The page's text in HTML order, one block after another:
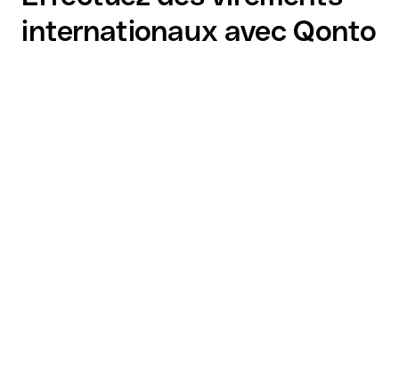
internationaux avec Qonto